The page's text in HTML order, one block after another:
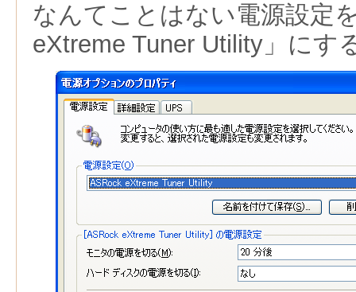
なんてことはない電源設定
eXtreme Tuner Utility」にす